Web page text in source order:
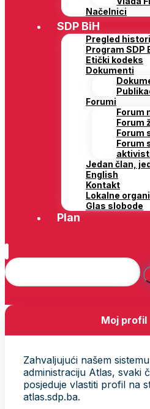
Načelnici
SDP BiH
Pregled
Program SDP
Etički kodeks
Dokumenti
Forumi
Forum
Forum
Forum
Forum
Jedan član,
English
Kontakt
Lokalne
Glas slobode
Plan
Moj profil
Zahvaljujući našem
administraciju Atlas, svaki
posjeduje vlastiti profil na
atlas.sdp.ba.